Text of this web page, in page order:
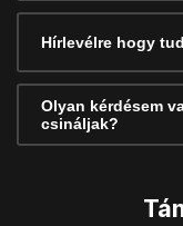
Hírlevélre hogy
Olyan kérdésem
csináljak?